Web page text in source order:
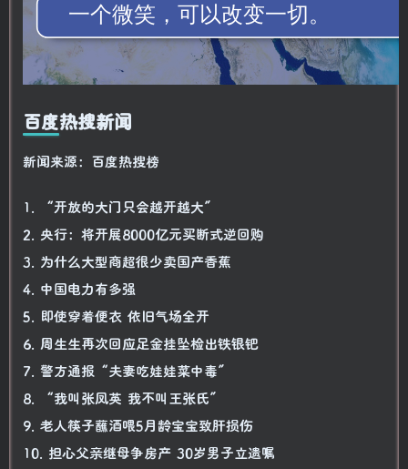
百度热搜新闻
新闻来源：百度热搜榜
1. “开放的大门只会越开越大”
2. 央行：将开展8000亿元买断式逆回购
3. 为什么大型商超很少卖国产香蕉
4. 中国电力有多强
5. 即使穿着便衣 依旧气场全开
6. 周生生再次回应足金挂坠检出铁银钯
7. 警方通报“夫妻吃娃娃菜中毒”
8. “我叫张凤英 我不叫王张氏”
9. 老人筷子蘸酒喂5月龄宝宝致肝损伤
10. 担心父亲继母争房产 30岁男子立遗嘱